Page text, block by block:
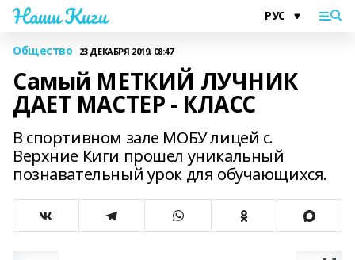
Наши Киги
Общество 23 ДЕКАБРЯ 2019, 08:47
Самый МЕТКИЙ ЛУЧНИК
ДАЕТ МАСТЕР - КЛАСС
В спортивном зале МОБУ лицей с.
Верхние Киги прошел уникальный
познавательный урок для обучающихся.